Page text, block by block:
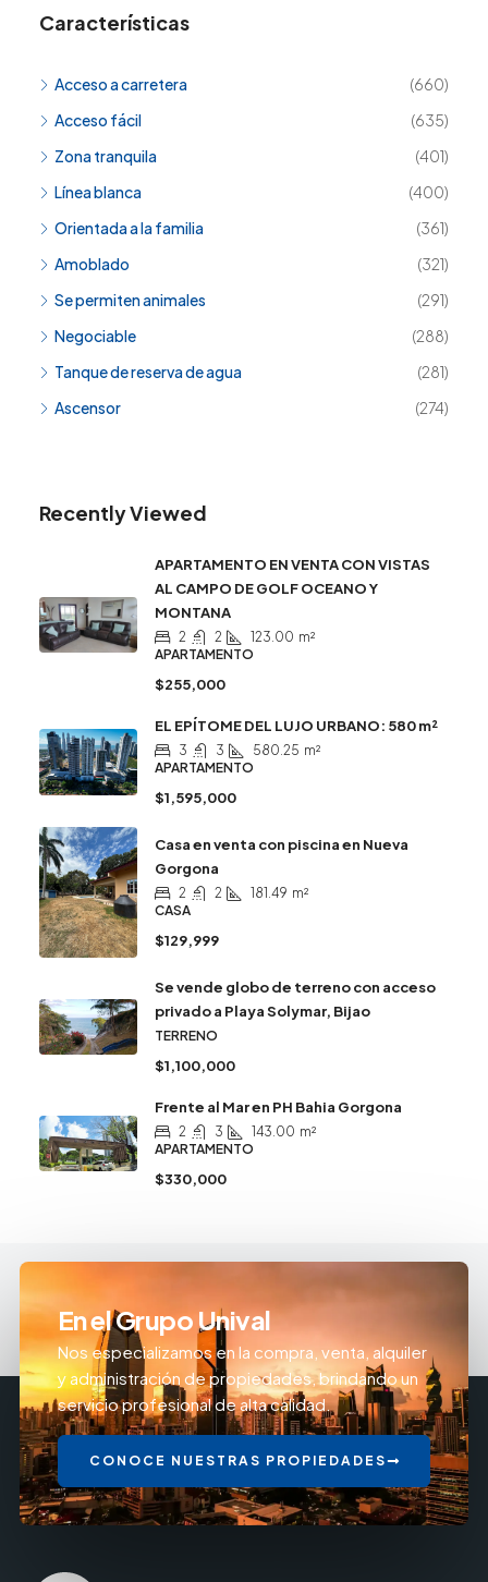
Características
Acceso a carretera
(660)
Acceso fácil
(635)
Zona tranquila
(401)
Línea blanca
(400)
Orientada a la familia
(361)
Amoblado
(321)
Se permiten animales
(291)
Negociable
(288)
Tanque de reserva de agua
(281)
Ascensor
(274)
Recently Viewed
APARTAMENTO EN VENTA CON VISTAS
AL CAMPO DE GOLF OCEANO Y
MONTANA
2 2 123.00 m²
APARTAMENTO
$255,000
EL EPÍTOME DEL LUJO URBANO: 580 m²
3 3 580.25 m²
APARTAMENTO
$1,595,000
Casa en venta con piscina en Nueva
Gorgona
2 2 181.49 m²
CASA
$129,999
Se vende globo de terreno con acceso
privado a Playa Solymar, Bijao
TERRENO
$1,100,000
Frente al Mar en PH Bahia Gorgona
2 3 143.00 m²
APARTAMENTO
$330,000
En el Grupo Unival
Nos especializamos en la compra, venta, alquiler
y administración de propiedades, brindando un
servicio profesional de alta calidad.
CONOCE NUESTRAS PROPIEDADES